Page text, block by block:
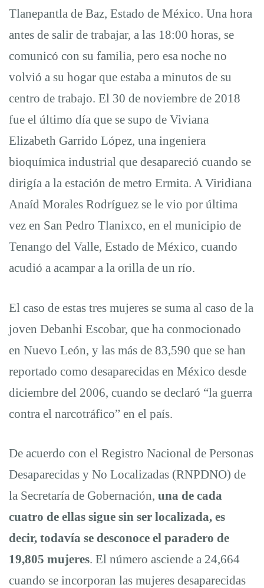
Tlanepantla de Baz, Estado de México. Una hora
antes de salir de trabajar, a las 18:00 horas, se
comunicó con su familia, pero esa noche no
volvió a su hogar que estaba a minutos de su
centro de trabajo. El 30 de noviembre de 2018
fue el último día que se supo de Viviana
Elizabeth Garrido López, una ingeniera
bioquímica industrial que desapareció cuando se
dirigía a la estación de metro Ermita. A Viridiana
Anaíd Morales Rodríguez se le vio por última
vez en San Pedro Tlanixco, en el municipio de
Tenango del Valle, Estado de México, cuando
acudió a acampar a la orilla de un río.
El caso de estas tres mujeres se suma al caso de la
joven Debanhi Escobar, que ha conmocionado
en Nuevo León, y las más de 83,590 que se han
reportado como desaparecidas en México desde
diciembre del 2006, cuando se declaró “la guerra
contra el narcotráfico” en el país.
De acuerdo con el Registro Nacional de Personas
Desaparecidas y No Localizadas (RNPDNO) de
la Secretaría de Gobernación, una de cada
cuatro de ellas sigue sin ser localizada, es
decir, todavía se desconoce el paradero de
19,805 mujeres. El número asciende a 24,664
cuando se incorporan las mujeres desaparecidas